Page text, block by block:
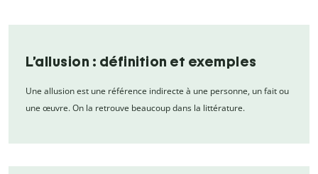
L’allusion : définition et exemples
Une allusion est une référence indirecte à une personne, un fait ou
une œuvre. On la retrouve beaucoup dans la littérature.